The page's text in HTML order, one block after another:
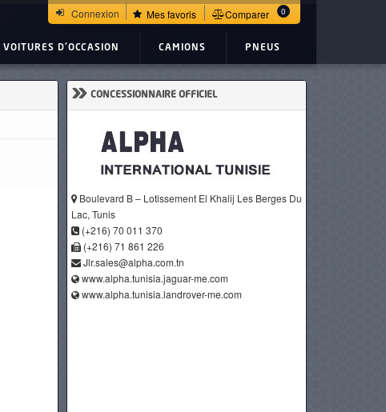
Connexion Mes favoris Comparer 0
VOITURES D'OCCASION CAMIONS PNEUS
» CONCESSIONNAIRE OFFICIEL
Boulevard B – Lotissement El Khalij Les Berges Du
Lac, Tunis
(+216) 70 011 370
(+216) 71 861 226
Jlr.sales@alpha.com.tn
www.alpha.tunisia.jaguar-me.com
www.alpha.tunisia.landrover-me.com